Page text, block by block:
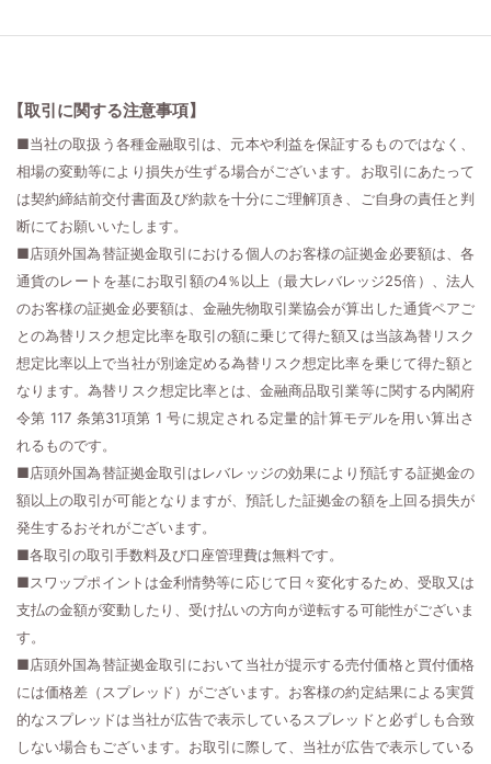
【取引に関する注意事項】
■当社の取扱う各種金融取引は、元本や利益を保証するものではなく、
相場の変動等により損失が生ずる場合がございます。お取引にあたって
は契約締結前交付書面及び約款を十分にご理解頂き、ご自身の責任と判
断にてお願いいたします。
■店頭外国為替証拠金取引における個人のお客様の証拠金必要額は、各
通貨のレートを基にお取引額の4％以上（最大レバレッジ25倍）、法人
のお客様の証拠金必要額は、金融先物取引業協会が算出した通貨ペアご
との為替リスク想定比率を取引の額に乗じて得た額又は当該為替リスク
想定比率以上で当社が別途定める為替リスク想定比率を乗じて得た額と
なります。為替リスク想定比率とは、金融商品取引業等に関する内閣府
令第 117 条第31項第 1 号に規定される定量的計算モデルを用い算出さ
れるものです。
■店頭外国為替証拠金取引はレバレッジの効果により預託する証拠金の
額以上の取引が可能となりますが、預託した証拠金の額を上回る損失が
発生するおそれがございます。
■各取引の取引手数料及び口座管理費は無料です。
■スワップポイントは金利情勢等に応じて日々変化するため、受取又は
支払の金額が変動したり、受け払いの方向が逆転する可能性がございま
す。
■店頭外国為替証拠金取引において当社が提示する売付価格と買付価格
には価格差（スプレッド）がございます。お客様の約定結果による実質
的なスプレッドは当社が広告で表示しているスプレッドと必ずしも合致
しない場合もございます。お取引に際して、当社が広告で表示している